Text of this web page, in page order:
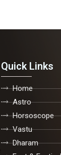
Quick Links
Home
Astro
Horsoscope
Vastu
Dharam